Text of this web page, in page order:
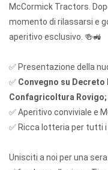
McCormick Tractors.
momento di rilassarsi e
aperitivo esclusivo. 🍻🚜
✅ Presentazione della
✅ Convegno su Decreto
Confagricoltura Rovigo;
✅ Aperitivo conviviale e
✅ Ricca lotteria per tutti
Unisciti a noi per una